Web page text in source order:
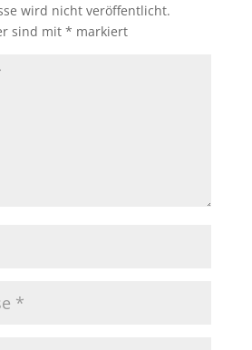
wird nicht veröffentlicht.
sind mit * markiert